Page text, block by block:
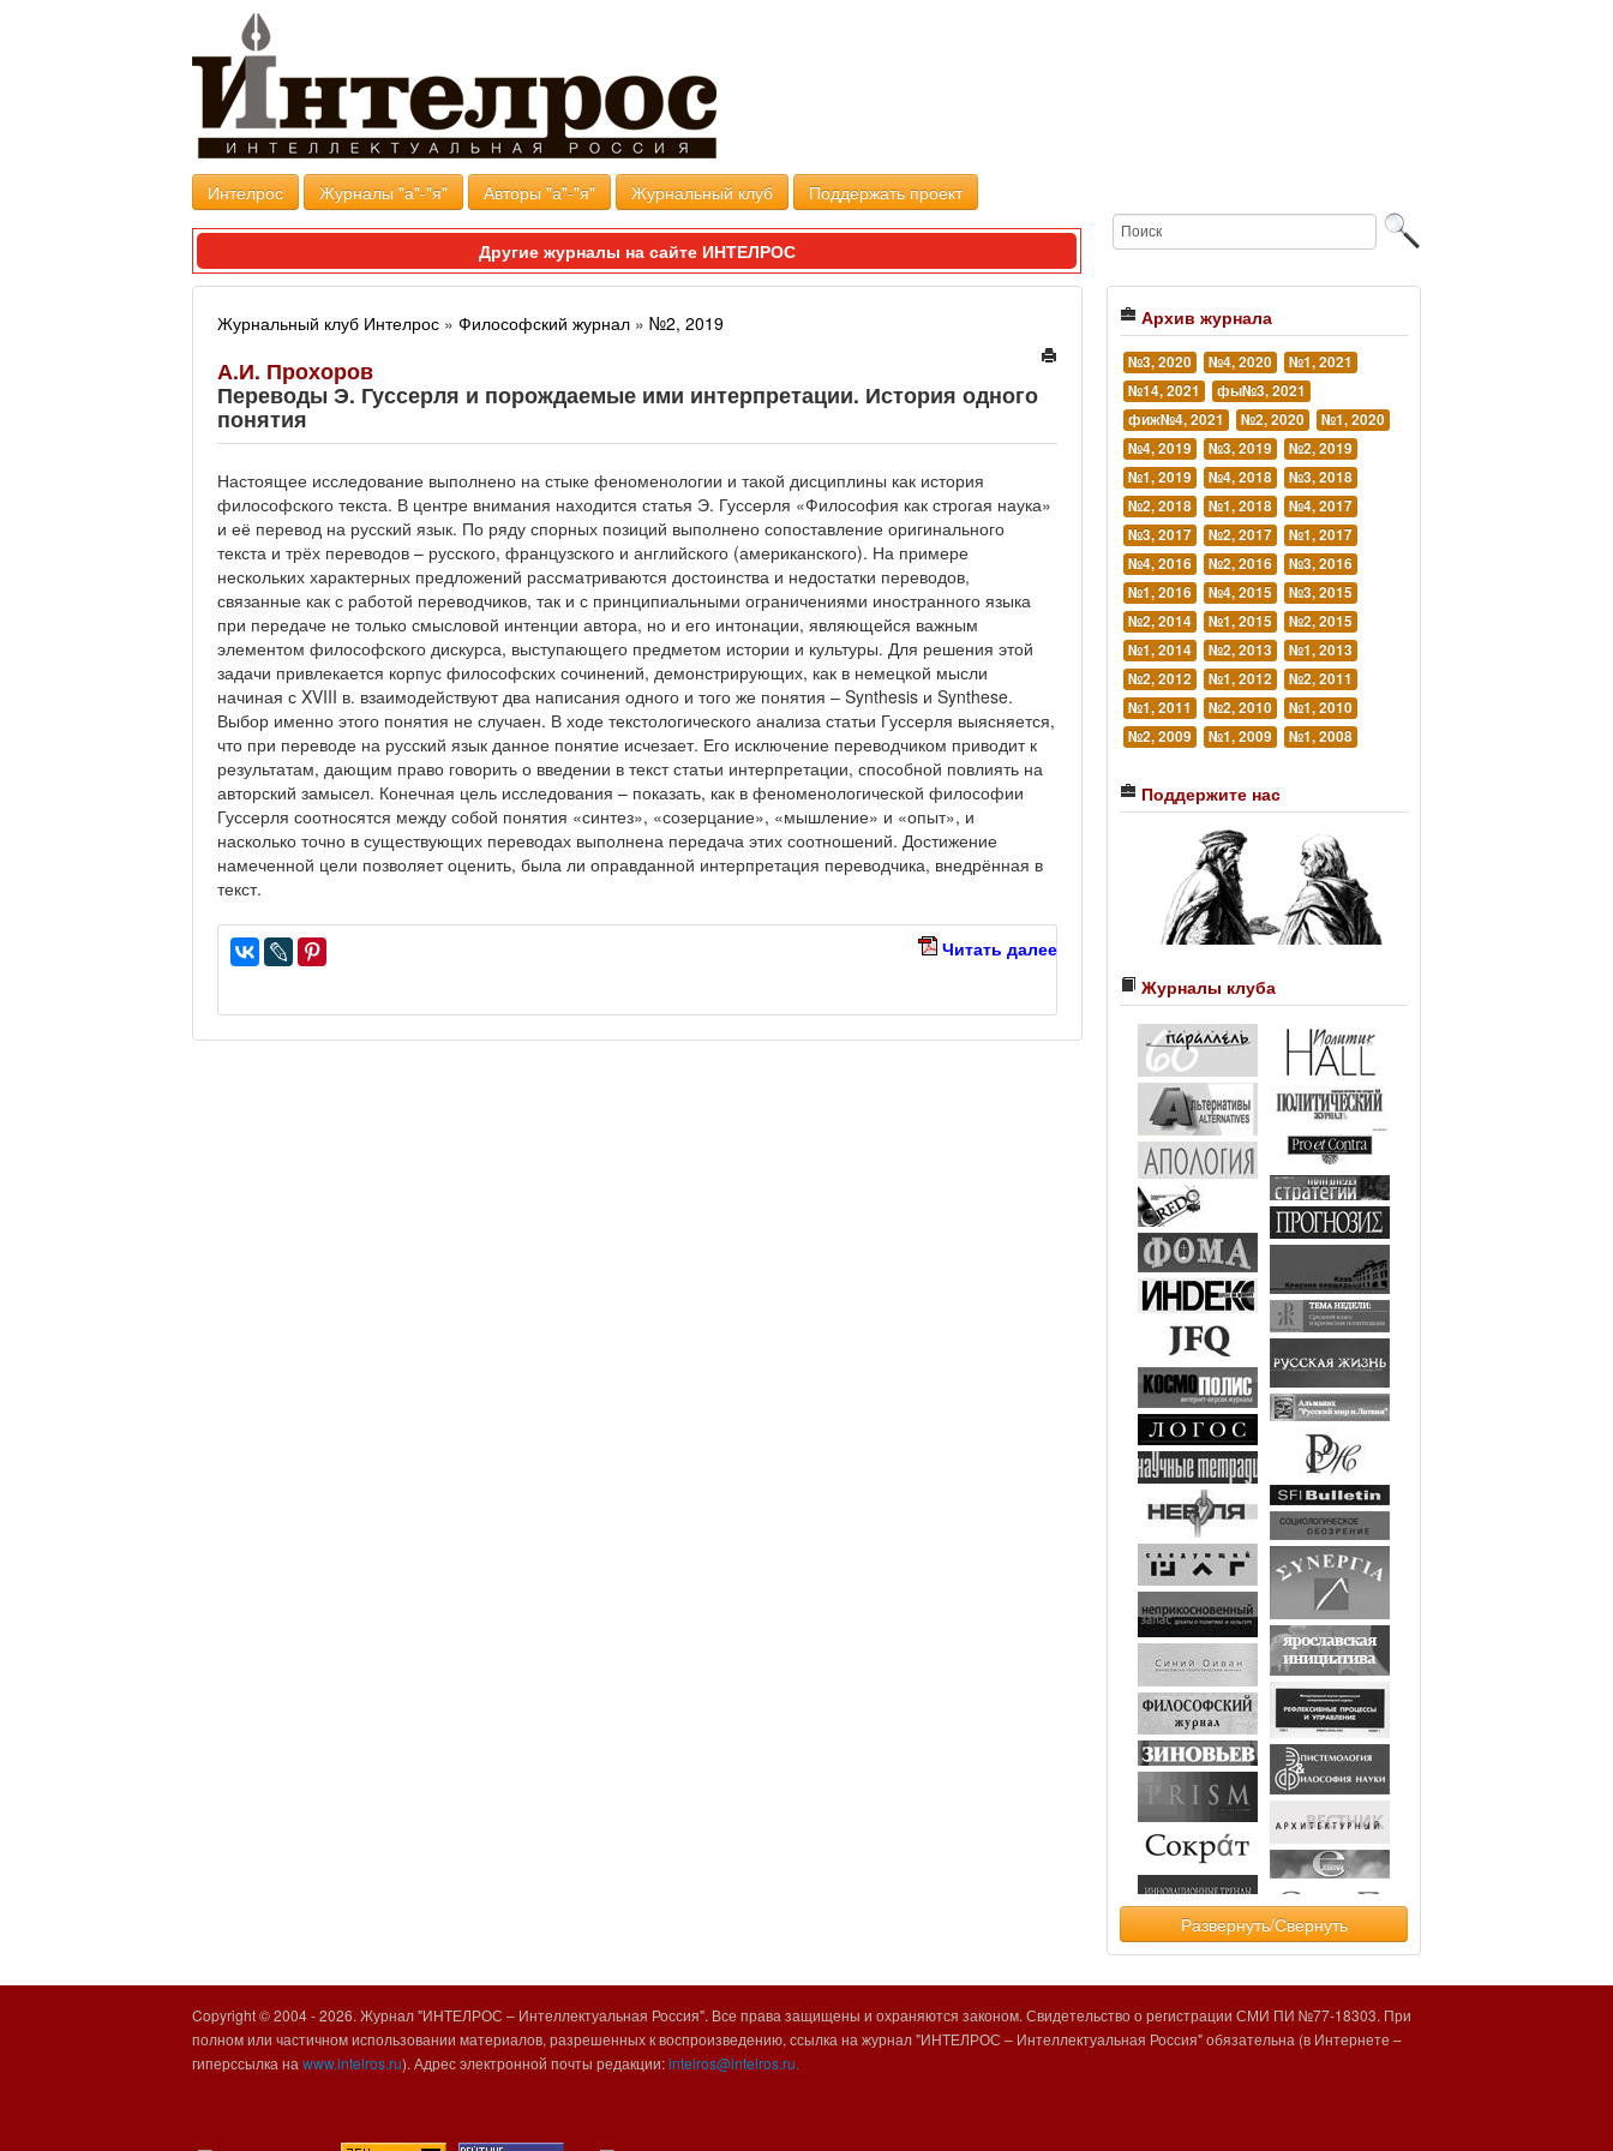
Интелрос Журналы "а"-"я" Авторы "а"-"я" Журнальный клуб Поддержать проект
Другие журналы на сайте ИНТЕЛРОС
Журнальный клуб Интелрос » Философский журнал » №2, 2019
А.И. Прохоров
Переводы Э. Гуссерля и порождаемые ими интерпретации. История одного
понятия
Настоящее исследование выполнено на стыке феноменологии и такой дисциплины как история
философского текста. В центре внимания находится статья Э. Гуссерля «Философия как строгая наука»
и её перевод на русский язык. По ряду спорных позиций выполнено сопоставление оригинального
текста и трёх переводов – русского, французского и английского (американского). На примере
нескольких характерных предложений рассматриваются достоинства и недостатки переводов,
связанные как с работой переводчиков, так и с принципиальными ограничениями иностранного языка
при передаче не только смысловой интенции автора, но и его интонации, являющейся важным
элементом философского дискурса, выступающего предметом истории и культуры. Для решения этой
задачи привлекается корпус философских сочинений, демонстрирующих, как в немецкой мысли
начиная с XVIII в. взаимодействуют два написания одного и того же понятия – Synthesis и Synthese.
Выбор именно этого понятия не случаен. В ходе текстологического анализа статьи Гуссерля выясняется,
что при переводе на русский язык данное понятие исчезает. Его исключение переводчиком приводит к
результатам, дающим право говорить о введении в текст статьи интерпретации, способной повлиять на
авторский замысел. Конечная цель исследования – показать, как в феноменологической философии
Гуссерля соотносятся между собой понятия «синтез», «созерцание», «мышление» и «опыт», и
насколько точно в существующих переводах выполнена передача этих соотношений. Достижение
намеченной цели позволяет оценить, была ли оправданной интерпретация переводчика, внедрённая в
текст.
Читать далее
Архив журнала
№3, 2020 №4, 2020
№1, 2021
№14, 2021
фы№3, 2021
фиж№4, 2021
№2, 2020
№1, 2020
№4, 2019
№3, 2019
№2, 2019
№1, 2019
№4, 2018
№3, 2018
№2, 2018
№1, 2018
№4, 2017
№3, 2017
№2, 2017
№1, 2017
№4, 2016
№2, 2016
№3, 2016
№1, 2016
№4, 2015
№3, 2015
№2, 2014
№1, 2015
№2, 2015
№1, 2014
№2, 2013
№1, 2013
№2, 2012
№1, 2012
№2, 2011
№1, 2011
№2, 2010
№1, 2010
№2, 2009
№1, 2009 №1, 2008
Поддержите нас
Журналы клуба
Развернуть/Свернуть
Copyright © 2004 -2026. Журнал "ИНТЕЛРОС – Интеллектуальная Россия". Все права защищены и охраняются законом. Свидетельство о регистрации СМИ ПИ №77-18303. При
полном или частичном использовании материалов, разрешенных к воспроизведению, ссылка на журнал "ИНТЕЛРОС – Интеллектуальная Россия" обязательна (в Интернете –
гиперссылка на www.intelros.ru). Адрес электронной почты редакции:intelros@intelros.ru.